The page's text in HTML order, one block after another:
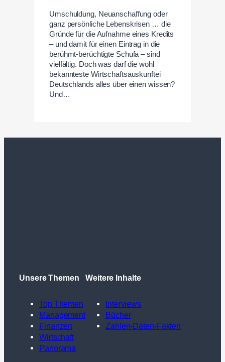
Umschuldung, Neuanschaffung oder
ganz persönliche Lebenskrisen … die
Gründe für die Aufnahme eines Kredits
– und damit für einen Eintrag in die
berühmt-berüchtigte Schufa – sind
vielfältig. Doch was darf die wohl
bekannteste Wirtschaftsauskunftei
Deutschlands alles über einen wissen?
Und…
Unsere Themen
Top Themen
Management
Finanzen
Wirtschaft
Panorama
Weitere Inhalte
Interviews
Bücher
Zahlen-Daten-Fakten